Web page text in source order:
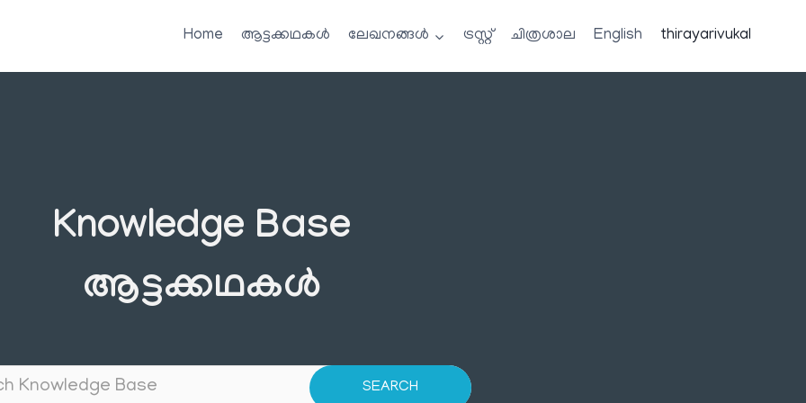
Home ആട്ടക്കഥകൾ ലേഖനങ്ങൾ ട്രസ്റ്റ് ചിത്രശാല English thirayarivukal
Knowledge Base
ആട്ടക്കഥകൾ